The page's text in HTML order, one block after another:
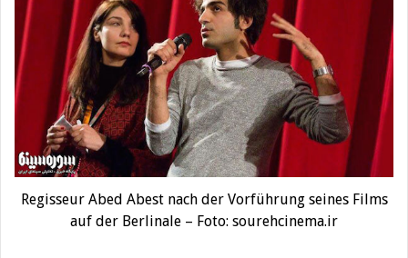
Regisseur Abed Abest nach der Vorführung seines Films
auf der Berlinale – Foto: sourehcinema.ir